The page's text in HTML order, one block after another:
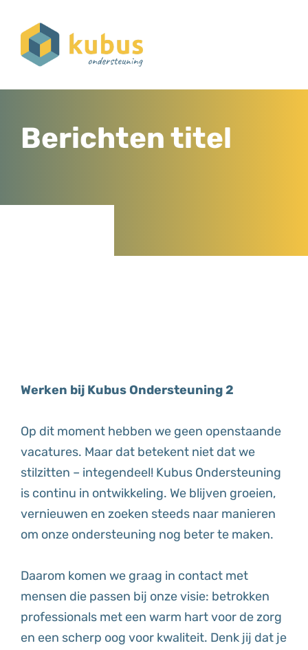
Berichten titel
Werken bij Kubus Ondersteuning 2
Op dit moment hebben we geen openstaande
vacatures. Maar dat betekent niet dat we
stilzitten – integendeel! Kubus Ondersteuning
is continu in ontwikkeling. We blijven groeien,
vernieuwen en zoeken steeds naar manieren
om onze ondersteuning nog beter te maken.
Daarom komen we graag in contact met
mensen die passen bij onze visie: betrokken
professionals met een warm hart voor de zorg
en een scherp oog voor kwaliteit. Denk jij dat je